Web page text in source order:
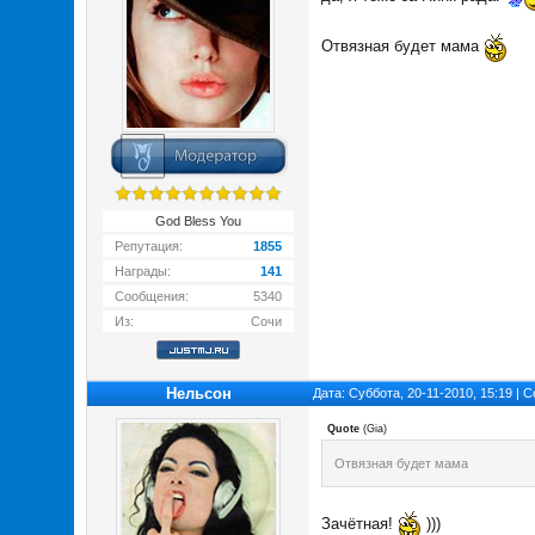
God Bless You
Репутация:
1855
Награды:
141
Сообщения:
5340
Из:
Сочи
Отвязная будет мама
Нельсон Дата: Суббота, 20-11-2010, 15:19 |
Quote (Gia)
Отвязная будет мама
Зачётная! )))